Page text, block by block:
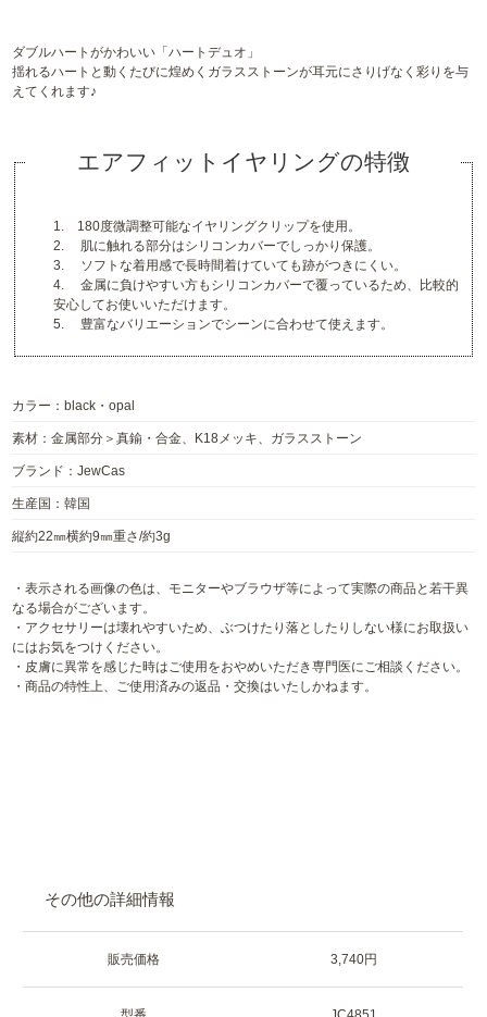
ダブルハートがかわいい「ハートデュオ」
揺れるハートと動くたびに煌めくガラスストーンが耳元にさりげなく彩りを与
えてくれます♪
エアフィットイヤリングの特徴
1. 180度微調整可能なイヤリングクリップを使用。
2. 肌に触れる部分はシリコンカバーでしっかり保護。
3. ソフトな着用感で長時間着けていても跡がつきにくい。
4. 金属に負けやすい方もシリコンカバーで覆っているため、比較的
安心してお使いいただけます。
5. 豊富なバリエーションでシーンに合わせて使えます。
カラー：black・opal
素材：金属部分＞真鍮・合金、K18メッキ、ガラスストーン
ブランド：JewCas
生産国：韓国
縦約22㎜横約9㎜重さ/約3g
・表示される画像の色は、モニターやブラウザ等によって実際の商品と若干異
なる場合がございます。
・アクセサリーは壊れやすいため、ぶつけたり落としたりしない様にお取扱い
にはお気をつけください。
・皮膚に異常を感じた時はご使用をおやめいただき専門医にご相談ください。
・商品の特性上、ご使用済みの返品・交換はいたしかねます。
その他の詳細情報
販売価格 3,740円